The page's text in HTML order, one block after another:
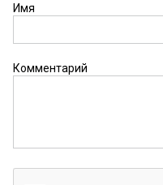
Имя
Комментарий